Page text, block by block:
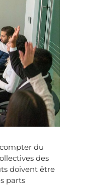
du
des
doivent être
parts